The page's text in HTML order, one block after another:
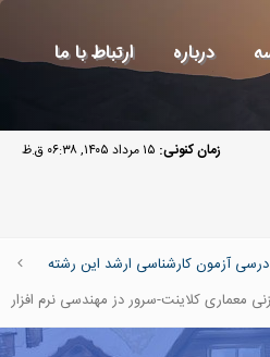
درباره ارتباط با ما
زمان کنونی: ۱۵ مرداد ۱۴۰۵, ۰۶:۳۸ ق.ظ
آزمون کارشناسی ارشد این رشته
معماری کلاینت-سرور دز مهندسی نرم افزار